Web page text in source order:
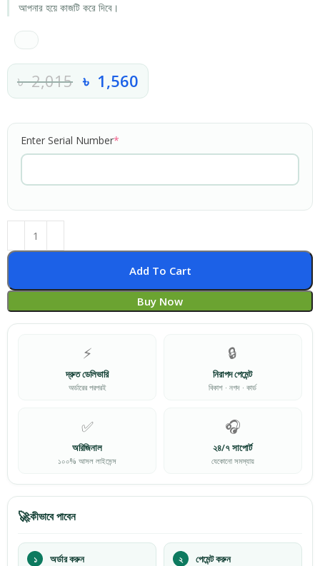
আপনার হয়ে কাজটি করে দিবে।
৳2,015 ৳ 1,560
Enter Serial Number*
Add To Cart
Buy Now
⚡
দ্রুত ডেলিভারি
অর্ডারের পরপরই
🔒
নিরাপদ পেমেন্ট
বিকাশ · নগদ · কার্ড
✅
অরিজিনাল
১০০% আসল লাইসেন্স
🎧
২৪/৭ সাপোর্ট
যেকোনো সমস্যায়
🚀কীভাবে পাবেন
১ অর্ডার করুন ২ পেমেন্ট করুন